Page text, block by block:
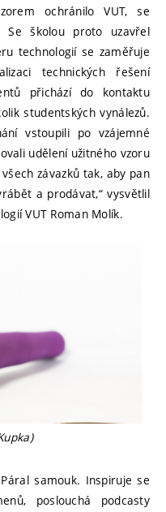
ochránilo VUT, se
Se školou proto uzavřel
technologií se zaměřuje
technických řešení
přichází do kontaktu
studentských vynálezů.
vstoupili po vzájemné
udělení užitného vzoru
závazků tak, aby pan
a prodávat,“ vysvětlil
VUT Roman Molík.
samouk. Inspiruje se
poslouchá podcasty